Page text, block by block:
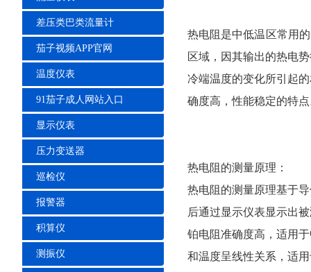
差压类巴类流量计
茄子视频APP官网
温度仪表
91茄子成人网站入口
显示仪表
压力变送器
巡检仪
报警器
积算仪
测振仪
热电阻是中低温区常用
区域，因其输出的热电
冷端温度的变化所引起
确度高，性能稳定的特
热电阻的测量原理：
热电阻的测量原理基于
后通过显示仪表显示出
铂电阻准确度高，适用
和温度呈线性关系，适